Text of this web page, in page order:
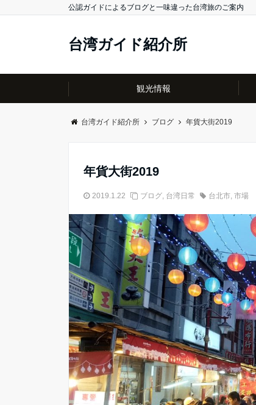
公認ガイドによるブログと一味違った台湾旅のご案内
台湾ガイド紹介所
観光情報
台湾ガイド紹介所 ブログ 年貨大街2019
年貨大街2019
2019.1.22 ブログ, 台湾日常 台北市, 市場